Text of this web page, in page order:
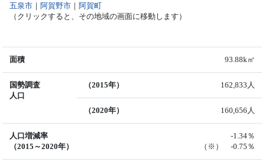
五泉市 ｜阿賀野市 ｜阿賀町
（クリックすると、その地域の画面に移動します）
面積 93.88k㎡
国勢調査
人口
（2015年） 162,833人
（2020年） 160,656人
人口増減率
（2015～2020年）
-1.34％
（※） -0.75％